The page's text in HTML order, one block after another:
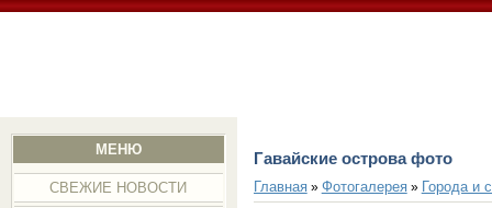
МЕНЮ
СВЕЖИЕ НОВОСТИ
Гавайские острова фото
Главная» Фотогалерея» Города и